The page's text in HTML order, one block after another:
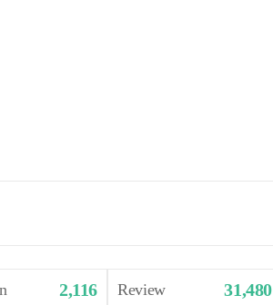
2,116 Review 31,480